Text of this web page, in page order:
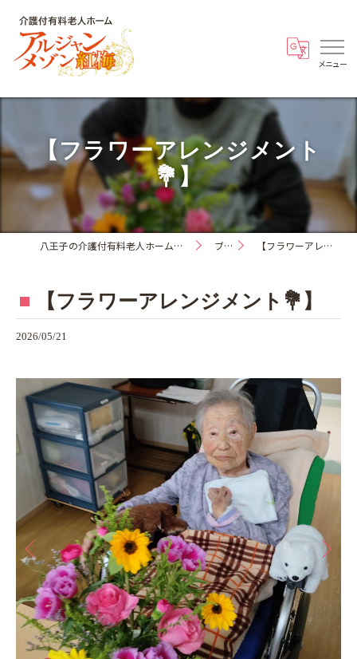
【フラワーアレンジメント
💐】
八王子の介護付有料老人ホーム・アルジャンメゾン紅梅 ブログ 【フラワーアレンジメント💐】
【フラワーアレンジメント💐】
2026/05/21